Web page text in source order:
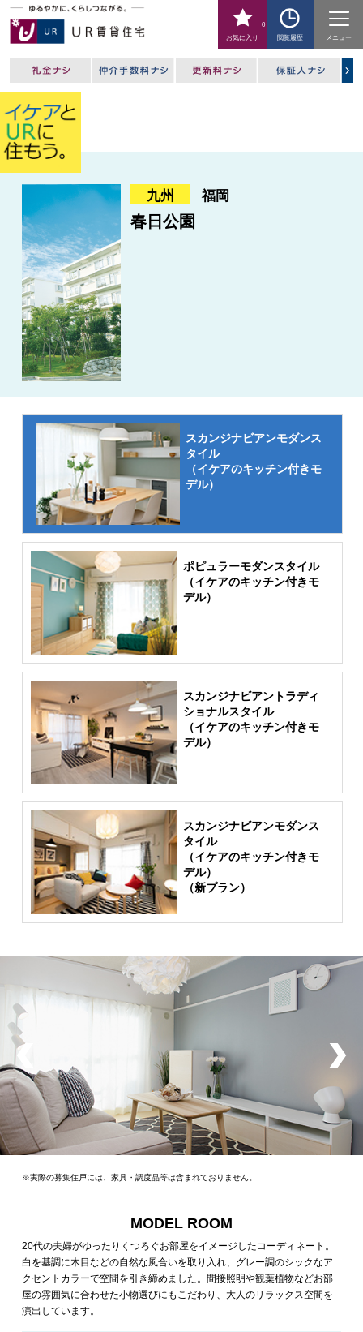
お気に入り
0
閲覧履歴
メニュー
九州 福岡
春日公園
スカンジナビアンモダンス
タイル
（イケアのキッチン付きモ
デル）
ポピュラーモダンスタイル
（イケアのキッチン付きモ
デル）
スカンジナビアントラディ
ショナルスタイル
（イケアのキッチン付きモ
デル）
スカンジナビアンモダンス
タイル
（イケアのキッチン付きモ
デル）
（新プラン）
※実際の募集住戸には、家具・調度品等は含まれておりません。
MODEL ROOM
20代の夫婦がゆったりくつろぐお部屋をイメージしたコーディネート。
白を基調に木目などの自然な風合いを取り入れ、グレー調のシックなア
クセントカラーで空間を引き締めました。間接照明や観葉植物などお部
屋の雰囲気に合わせた小物選びにもこだわり、大人のリラックス空間を
演出しています。